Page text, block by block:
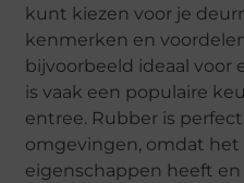
kunt kiezen voor je
kenmerken en
bijvoorbeeld ideaal voor
is vaak een populaire
entree. Rubber is
omgevingen, omdat
eigenschappen heeft